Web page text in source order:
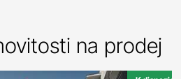
na prodej